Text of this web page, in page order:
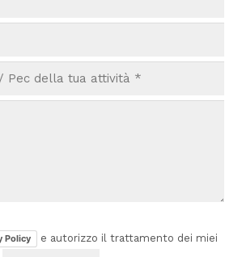
Policy
e autorizzo il trattamento dei miei